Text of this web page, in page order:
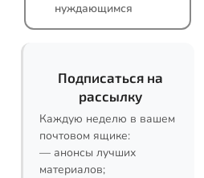
нуждающимся
Подписаться на
рассылку
Каждую неделю в вашем
почтовом ящике:
— анонсы лучших
материалов;